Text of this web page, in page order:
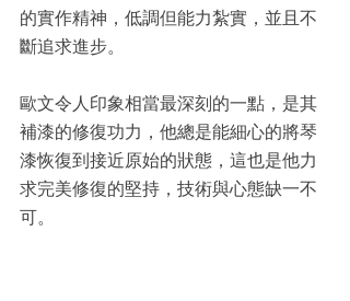
的實作精神，低調但能力紮實，並且不
斷追求進步。
歐文令人印象相當最深刻的一點，是其
補漆的修復功力，他總是能細心的將琴
漆恢復到接近原始的狀態，這也是他力
求完美修復的堅持，技術與心態缺一不
可。